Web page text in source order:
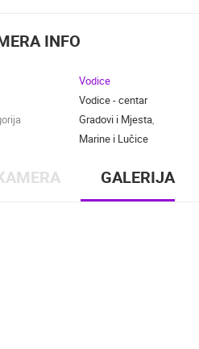
I
INFO
Vodice
Vodice - centar
Gradovi i Mjesta,
Marine i Lučice
GALERIJA